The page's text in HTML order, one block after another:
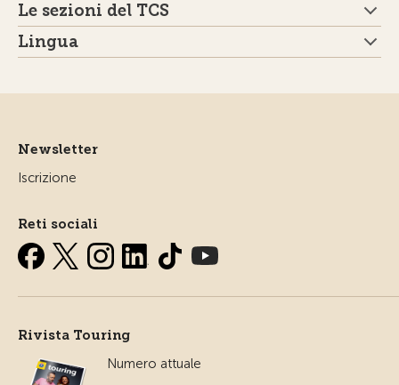
Le sezioni del TCS
Lingua
Newsletter
Iscrizione
Reti sociali
Rivista Touring
Numero attuale